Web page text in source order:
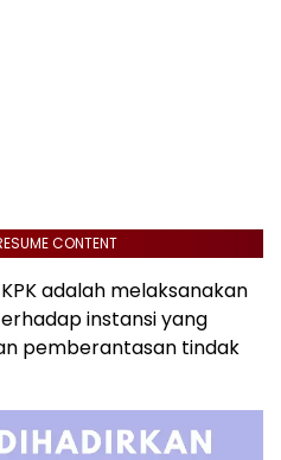
CONTENT
adalah melaksanakan
instansi yang
pemberantasan tindak